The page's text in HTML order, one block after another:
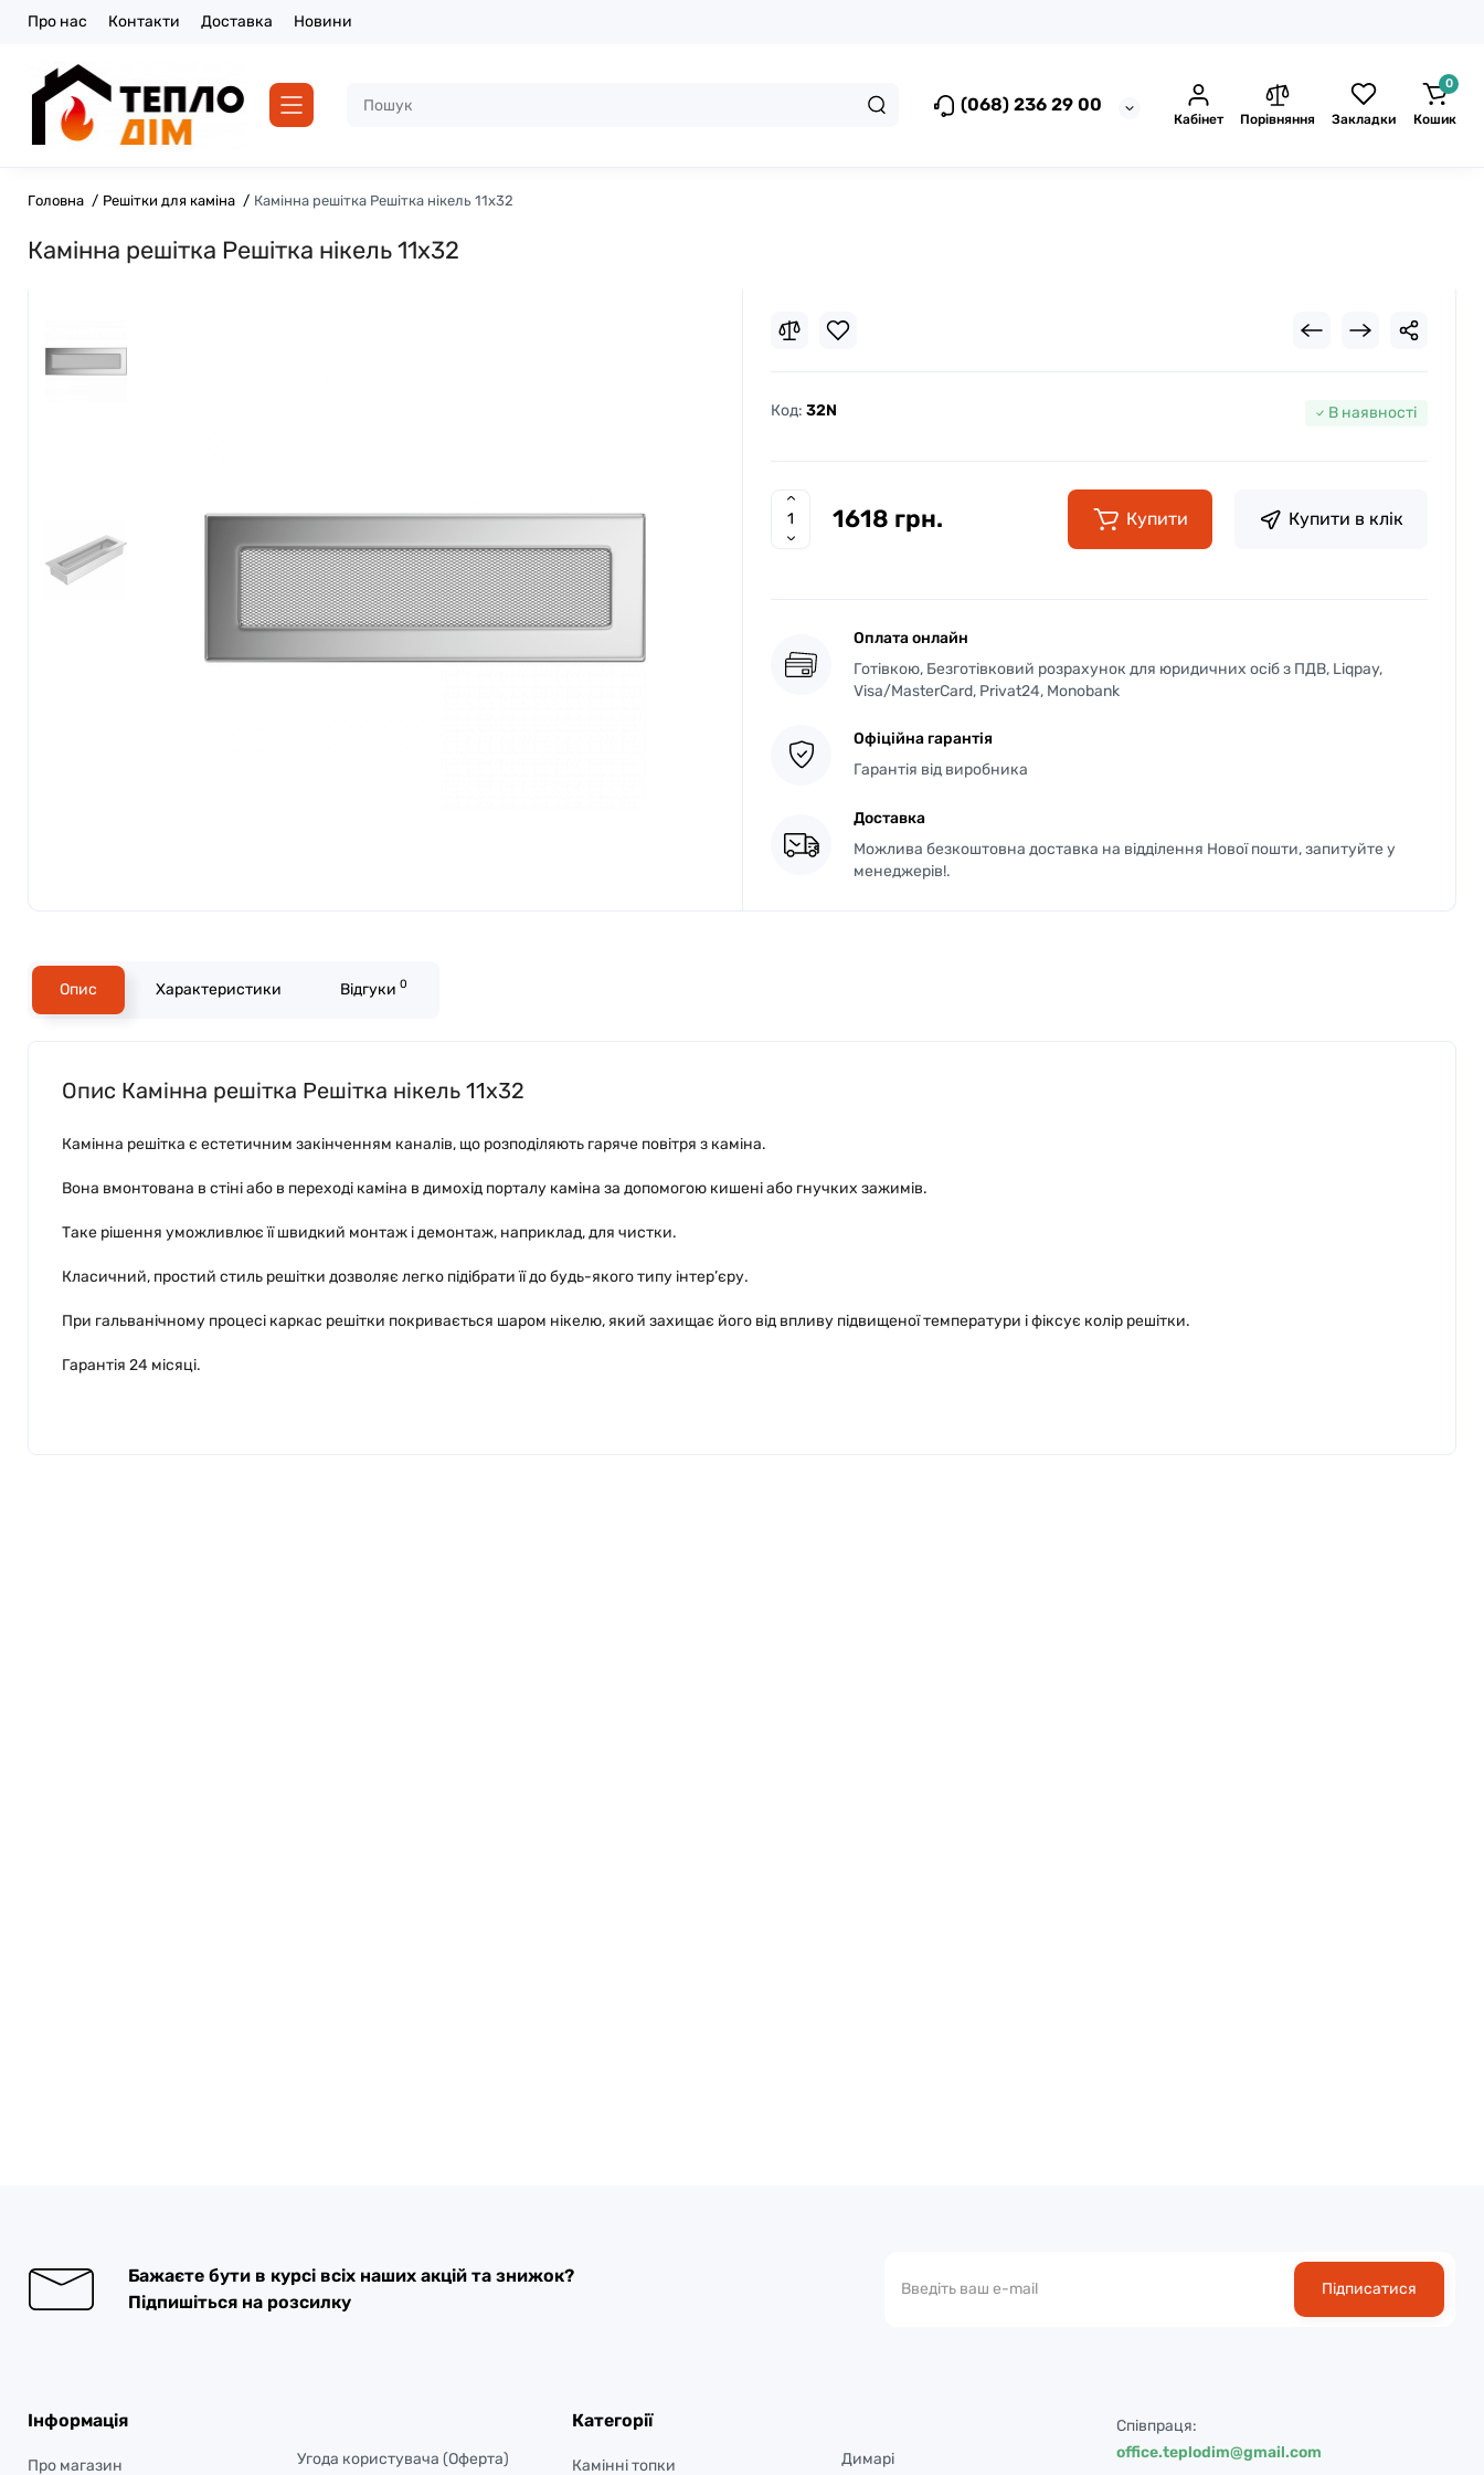
Про нас Контакти Доставка Новини
(068) 236 29 00
Кабінет Порівняння Закладки
0
Кошик
Головна Решітки для каміна Камінна решітка Решітка нікель 11x32
Камінна решітка Решітка нікель 11x32
Код: 32N В наявності
1618 грн. Купити Купити в клік
Оплата онлайн
Готівкою, Безготівковий розрахунок для юридичних осіб з ПДВ, Liqpay,
Visa/MasterCard, Privat24, Monobank
Офіційна гарантія
Гарантія від виробника
Доставка
Можлива безкоштовна доставка на відділення Нової пошти, запитуйте у
менеджерів!.
Опис Характеристики Відгуки 0
Опис Камінна решітка Решітка нікель 11x32
Камінна решітка є естетичним закінченням каналів, що розподіляють гаряче повітря з каміна.
Вона вмонтована в стіні або в переході каміна в димохід порталу каміна за допомогою кишені або гнучких зажимів.
Таке рішення уможливлює її швидкий монтаж і демонтаж, наприклад, для чистки.
Класичний, простий стиль решітки дозволяє легко підібрати її до будь-якого типу інтер’єру.
При гальванічному процесі каркас решітки покривається шаром нікелю, який захищає його від впливу підвищеної температури і фіксує колір решітки.
Гарантія 24 місяці.
Бажаєте бути в курсі всіх наших акцій та знижок?
Підпишіться на розсилку
Підписатися
Інформація
Про магазин Угода користувача (Оферта)
Категорії
Камінні топки Димарі
Співпраця:
office.teplodim@gmail.com